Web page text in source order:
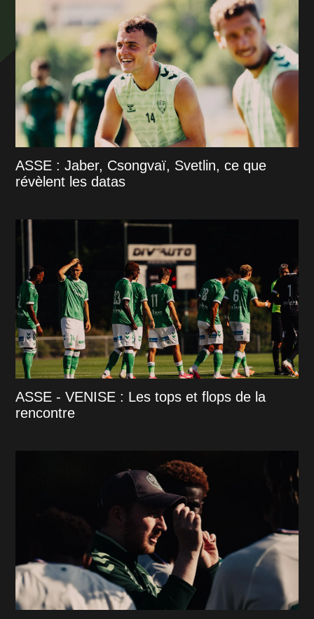
ASSE : Jaber, Csongvaï, Svetlin, ce que
révèlent les datas
ASSE - VENISE : Les tops et flops de la
rencontre